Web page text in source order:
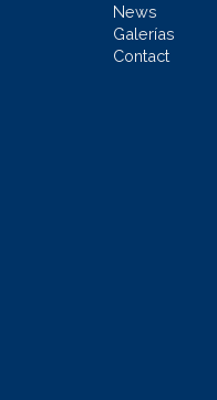
News
Galerías
Contact